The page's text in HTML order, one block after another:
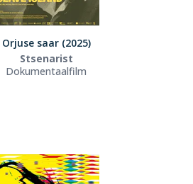
Orjuse saar (2025)
Stsenarist
Dokumentaalfilm